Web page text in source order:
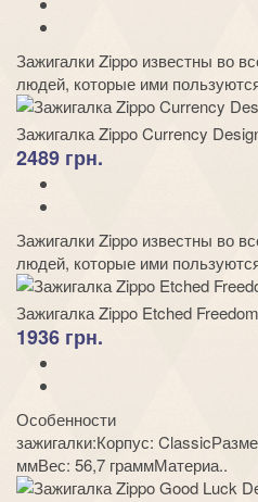
Зажигалки Zippo известны во
людей, которые ими
Зажигалка Zippo Currency
2489 грн.
Зажигалки Zippo известны во
людей, которые ими
Зажигалка Zippo Etched
1936 грн.
Особенности
зажигалки:Корпус:
ммВес: 56,7 граммМатериа..